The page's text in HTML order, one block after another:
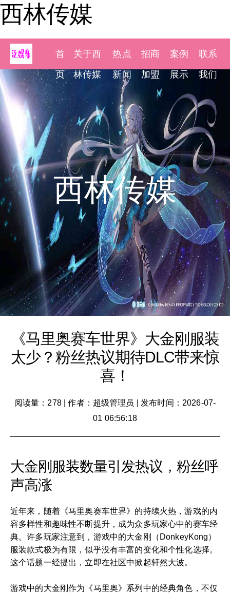
西林传媒
首
页
关于西
林传媒
热点
新闻
招商
加盟
案例
展示
联系
我们
西林传媒
《马里奥赛车世界》大金刚服装
太少？粉丝热议期待DLC带来惊
喜！
阅读量：278|作者：超级管理员
发布时间：2026-07-
01 06:56:18
大金刚服装数量引发热议，粉丝呼
声高涨
近年来，随着《马里奥赛车世界》的持续火热，游戏的内
容多样性和趣味性不断提升，成为众多玩家心中的赛车经
典。许多玩家注意到，游戏中的大金刚（DonkeyKong）
服装款式极为有限，似乎没有丰富的变化和个性化选择。
这个话题一经提出，立即在社区中掀起轩然大波。
游戏中的大金刚作为《马里奥》系列中的经典角色，不仅